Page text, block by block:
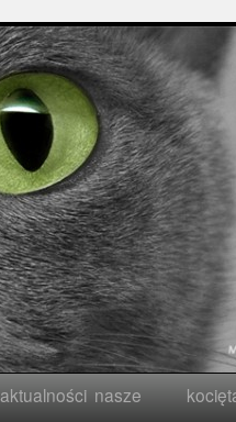
aktualności nasze